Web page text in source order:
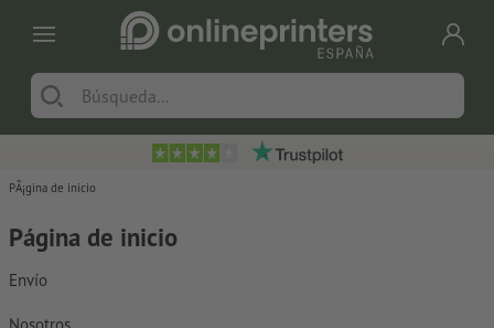
PÃ¡gina de inicio
Página de inicio
Envío